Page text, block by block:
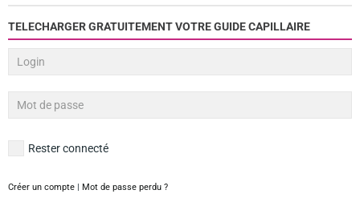
TELECHARGER GRATUITEMENT VOTRE GUIDE CAPILLAIRE
Rester connecté
Créer un compte | Mot de passe perdu ?